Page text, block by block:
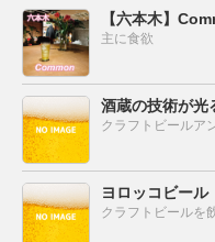
【六本木】
主に食欲
酒蔵の技術が光
クラフトビールア
ヨロッコビー
クラフトビールを